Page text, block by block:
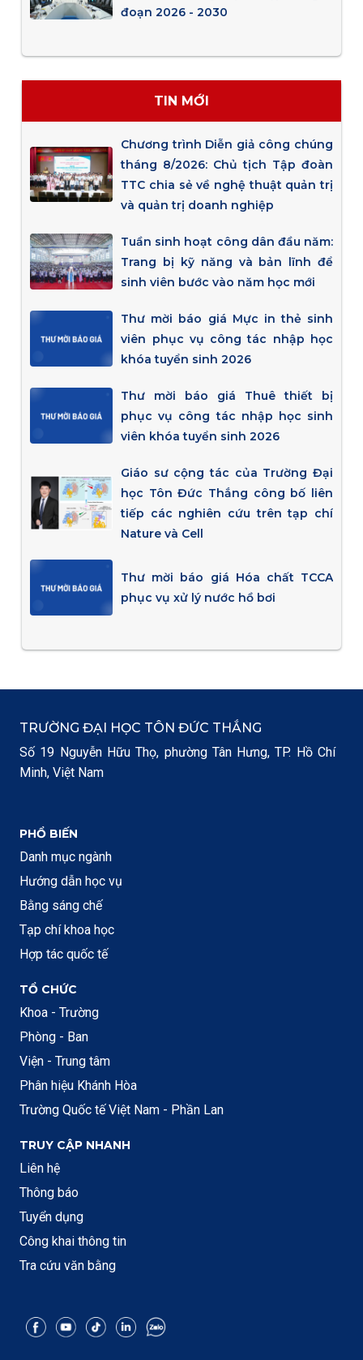
đoạn 2026 - 2030
TIN MỚI
Chương trình Diễn giả công chúng
tháng 8/2026: Chủ tịch Tập đoàn
TTC chia sẻ về nghệ thuật quản trị
và quản trị doanh nghiệp
Tuần sinh hoạt công dân đầu năm:
Trang bị kỹ năng và bản lĩnh để
sinh viên bước vào năm học mới
Thư mời báo giá Mực in thẻ sinh
viên phục vụ công tác nhập học
khóa tuyển sinh 2026
Thư mời báo giá Thuê thiết bị
phục vụ công tác nhập học sinh
viên khóa tuyển sinh 2026
Giáo sư cộng tác của Trường Đại
học Tôn Đức Thắng công bố liên
tiếp các nghiên cứu trên tạp chí
Nature và Cell
Thư mời báo giá Hóa chất TCCA
phục vụ xử lý nước hồ bơi
TRƯỜNG ĐẠI HỌC TÔN ĐỨC THẮNG
Số 19 Nguyễn Hữu Thọ, phường Tân Hưng, TP. Hồ Chí
Minh, Việt Nam
PHỔ BIẾN
Danh mục ngành
Hướng dẫn học vụ
Bằng sáng chế
Tạp chí khoa học
Hợp tác quốc tế
TỔ CHỨC
Khoa - Trường
Phòng - Ban
Viện - Trung tâm
Phân hiệu Khánh Hòa
Trường Quốc tế Việt Nam - Phần Lan
TRUY CẬP NHANH
Liên hệ
Thông báo
Tuyển dụng
Công khai thông tin
Tra cứu văn bằng